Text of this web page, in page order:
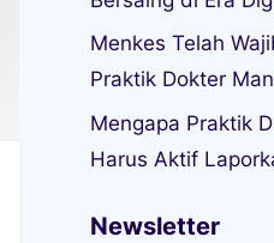
Menkes Telah
Praktik Dokter
Mengapa Praktik
Harus Aktif
Newsletter